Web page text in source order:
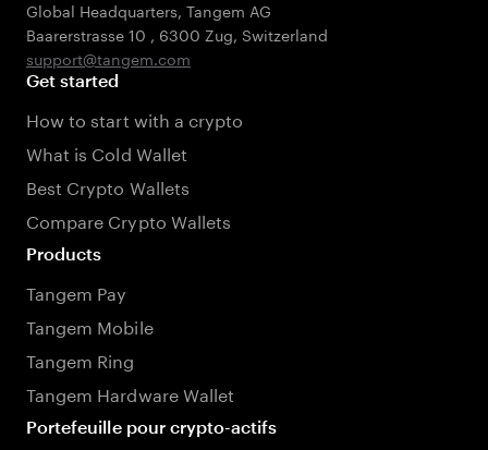
Global Headquarters, Tangem AG
Baarerstrasse 10 , 6300 Zug, Switzerland
support@tangem.com
Get started
How to start with a crypto
What is Cold Wallet
Best Crypto Wallets
Compare Crypto Wallets
Products
Tangem Pay
Tangem Mobile
Tangem Ring
Tangem Hardware Wallet
Portefeuille pour crypto-actifs